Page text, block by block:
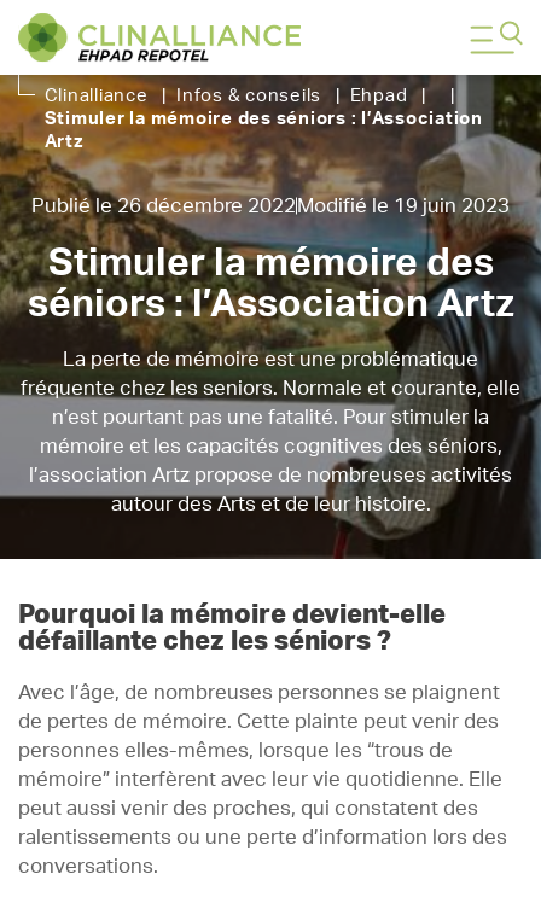
Clinalliance Infos & conseils Ehpad
Stimuler la mémoire des séniors : l’Association
Artz
Publié le 26 décembre 2022 Modifié le 19 juin 2023
Stimuler la mémoire des
séniors : l’Association Artz
La perte de mémoire est une problématique
fréquente chez les seniors. Normale et courante, elle
n’est pourtant pas une fatalité. Pour stimuler la
mémoire et les capacités cognitives des séniors,
l’association Artz propose de nombreuses activités
autour des Arts et de leur histoire.
Pourquoi la mémoire devient-elle
défaillante chez les séniors ?
Avec l’âge, de nombreuses personnes se plaignent
de pertes de mémoire. Cette plainte peut venir des
personnes elles-mêmes, lorsque les “trous de
mémoire” interfèrent avec leur vie quotidienne. Elle
peut aussi venir des proches, qui constatent des
ralentissements ou une perte d’information lors des
conversations.